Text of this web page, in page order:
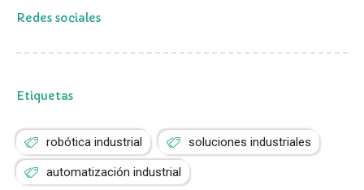
Redes sociales
Etiquetas
robótica industrial soluciones industriales
automatización industrial